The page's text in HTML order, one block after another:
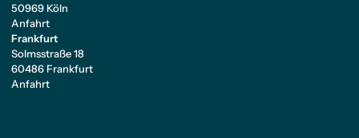
50969 Köln
Anfahrt
Frankfurt
Solmsstraße 18
60486 Frankfurt
Anfahrt